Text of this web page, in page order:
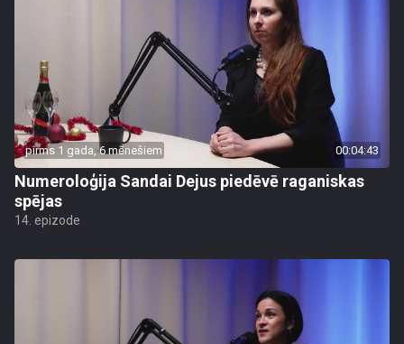
pirms 1 gada, 6 mēnešiem 00:04:43
Numeroloģija Sandai Dejus piedēvē raganiskas
spējas
14. epizode